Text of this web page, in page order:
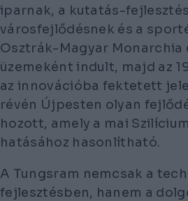
iparnak, a kutatás-
városfejlődésnek és a
Osztrák-Magyar Monarchia
üzemeként indult, majd az
az innovációba fektetett
révén Újpesten olyan
hozott, amely a mai
hatásához hasonlítható.
A Tungsram nemcsak a
fejlesztésben, hanem a